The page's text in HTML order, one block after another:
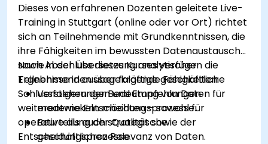
Dieses von erfahrenen Dozenten geleitete Live-
Training in Stuttgart (online oder vor Ort) richtet
sich an Teilnehmende mit Grundkenntnissen, die
ihre Fähigkeiten im bewussten Datenaustausch
sowie in der Übersetzung analytischer
Ergebnisse in aussagekräftige geschäftliche
Schlussfolgerungen und Empfehlungen
weiterentwickeln möchten – sowohl für
operative als auch strategische
Entscheidungsprozesse.
Nach Abschluss dieses Kurses verfügen die
Teilnehmenden über folgende Fähigkeiten:
Verstehen der Bedeutung von Daten für
moderne Entscheidungsprozesse.
Beurteilung der Qualität sowie der
geschäftlichen Relevanz von Daten.